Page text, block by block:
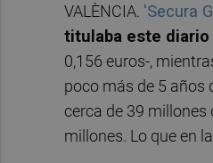
VALÈNCIA. 'Secura
titulaba este
0,156 euros-,
poco más de 5 años
cerca de 39 millones
millones. Lo que en